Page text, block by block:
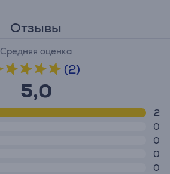
Отзывы
Средняя оценка
(2)
5,0
2
0
0
0
0